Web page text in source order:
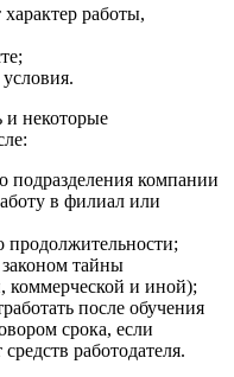
работы,
и некоторые
подразделения компании
в филиал или
продолжительности;
тайны
коммерческой и иной);
после обучения
срока, если
работодателя.